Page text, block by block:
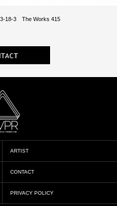
18-3 The Works 415
ARTIST
CONTACT
PRIVACY POLICY